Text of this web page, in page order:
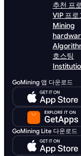
추천 프
VIP 프로
Mining
호스팅
GoMining 앱 다운로드
GoMining Lite 다운로드